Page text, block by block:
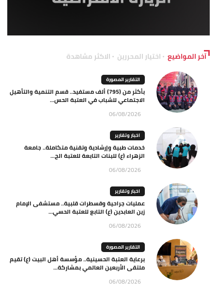
آخر المواضيع اختيار المحررين الاكثر مشاهدة
التقارير المصورة
بأكثر من (795) ألف مستفيد.. قسم التنمية والتأهيل
الاجتماعي للشباب في العتبة الحس...
06/08/2026
اخبار وتقارير
خدمات طبية وإرشادية وتقنية متكاملة.. جامعة
الزهراء (ع) للبنات التابعة للعتبة الح...
06/08/2026
اخبار وتقارير
عمليات جراحية وقسطرات قلبية.. مستشفى الإمام
زين العابدين (ع) التابع للعتبة الحسي...
06/08/2026
التقارير المصورة
برعاية العتبة الحسينية.. مؤسسة أهل البيت (ع) تقيم
ملتقى الأربعين العالمي بمشاركة...
06/08/2026